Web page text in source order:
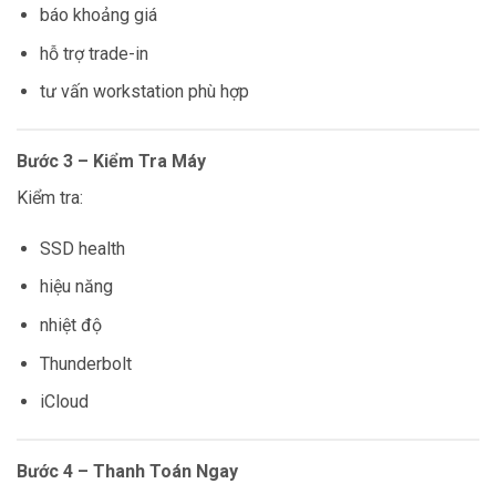
báo khoảng giá
hỗ trợ trade-in
tư vấn workstation phù hợp
Bước 3 – Kiểm Tra Máy
Kiểm tra:
SSD health
hiệu năng
nhiệt độ
Thunderbolt
iCloud
Bước 4 – Thanh Toán Ngay